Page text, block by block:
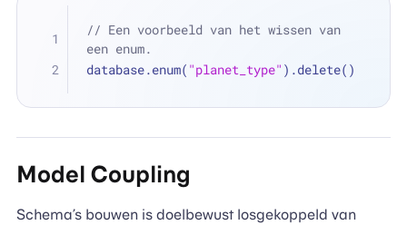
// Een voorbeeld van het wissen van
een enum.
database.enum( "planet_type" ).delete()
Model Coupling
Schema’s bouwen is doelbewust losgekoppeld van